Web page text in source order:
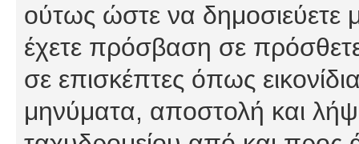
ούτως ώστε να δημοσιεύετε
έχετε πρόσβαση σε
σε επισκέπτες όπως
μηνύματα, αποστολή και